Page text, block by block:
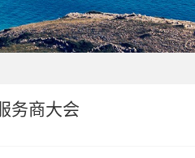
务商大会